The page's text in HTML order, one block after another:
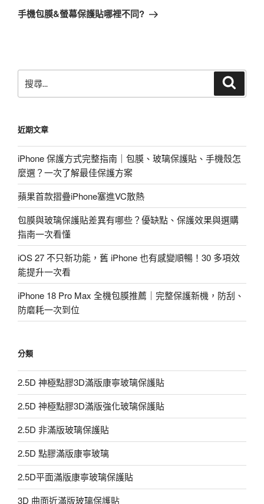
章
一
手機包膜&螢幕保護貼哪裡不同?
尋
字:
近期文章
iPhone 保護方式完整指南｜包膜、玻璃保護貼、手機殼怎
麼選？一次了解最佳保護方案
蘋果首款摺疊iPhone塞進VC散熱
包膜與玻璃保護貼差異有哪些？優缺點、保護效果與選購
指南一次看懂
iOS 27 不只新功能，舊 iPhone 也有感變順暢！30 多項效
能提升一次看
iPhone 18 Pro Max 全機包膜推薦｜完整保護新機，防刮、
防磨耗一次到位
分類
2.5D 神極點膠3D滿版康寧玻璃保護貼
2.5D 神極點膠3D滿版強化玻璃保護貼
2.5D 非滿版玻璃保護貼
2.5D 點膠滿版康寧玻璃
2.5D平面滿版康寧玻璃保護貼
3D 曲面近滿版玻璃保護貼